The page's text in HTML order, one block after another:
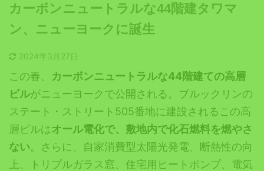
カーボンニュートラルな44階建タワマ
ン、ニューヨークに誕生
2024年3月27日
この春、 カーボンニュートラルな44階建ての高層
ビルがニューヨークで公開される。ブルックリンの
ステート・ストリート505番地に建設されるこの高
層ビルはオール電化で、敷地内で化石燃料を燃やさ
ない。さらに、自家消費型太陽光発電、断熱性の向
上、トリプルガラス窓、住宅用ヒートポンプ、電気